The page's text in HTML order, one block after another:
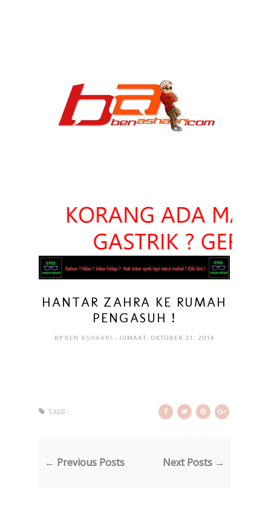
HANTAR ZAHRA KE RUMAH
PENGASUH !
BY BEN ASHAARI - JUMAAT, OKTOBER 31, 2014
TAGS :
← Previous Posts Next Posts →